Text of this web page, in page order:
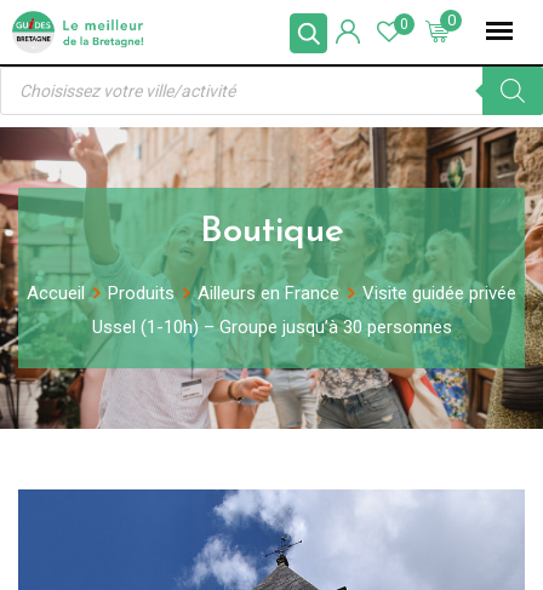
Skip
content
0
0
Recherche
produits
Boutique
Accueil Produits Ailleurs en France
Visite guidée privée
Ussel (1-10h) – Groupe jusqu’à 30 personnes